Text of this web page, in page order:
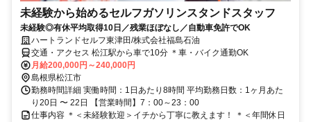
未経験から始めるセルフガソリンスタンドスタッフ
未経験◎有休平均取得10日／残業ほぼなし／自動車免許でOK
ハートランドセルフ東津田/株式会社福島石油
交通・アクセス 松江駅から車で10分 ＊車・バイク通勤OK
月給200,000円～240,000円
島根県松江市
勤務時間詳細 実働時間：1日あたり8時間 平均勤務日数：1ヶ月あた
り20日 〜 22日 【営業時間】7：00～23：00
仕事内容 ＊＜未経験歓迎＞イチから丁寧に教えます！ ＊＜年間休日